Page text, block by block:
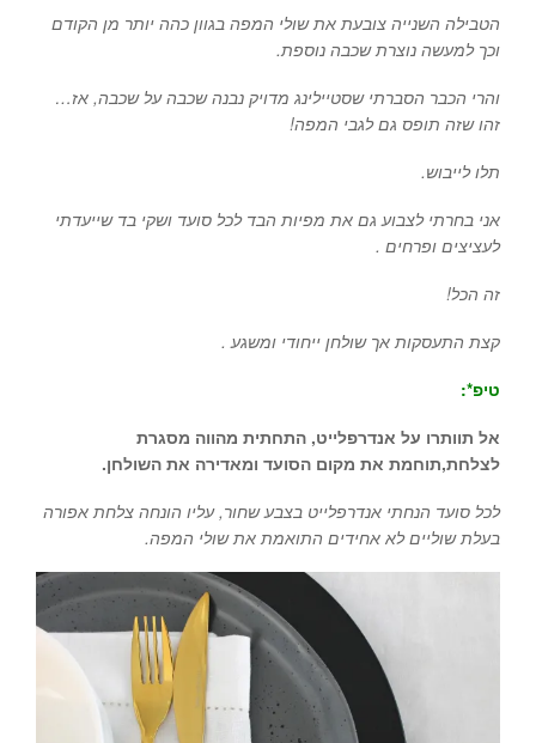
הטבילה השנייה צובעת את שולי המפה בגוון כהה יותר מן הקודם
וכך למעשה נוצרת שכבה נוספת.
והרי הכבר הסברתי שסטיילינג מדויק נבנה שכבה על שכבה, אז…
זהו שזה תופס גם לגבי המפה!
תלו לייבוש.
אני בחרתי לצבוע גם את מפיות הבד לכל סועד ושקי בד שייעדתי
לעציצים ופרחים .
זה הכל!
קצת התעסקות אך שולחן ייחודי ומשגע .
טיפ*:
אל תוותרו על אנדרפלייט, התחתית מהווה מסגרת
לצלחת,תוחמת את מקום הסועד ומאדירה את השולחן.
לכל סועד הנחתי אנדרפלייט בצבע שחור, עליו הונחה צלחת אפורה
בעלת שוליים לא אחידים התואמת את שולי המפה.